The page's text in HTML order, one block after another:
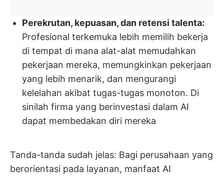
Perekrutan, kepuasan, dan retensi talenta:
Profesional terkemuka lebih memilih bekerja
di tempat di mana alat-alat memudahkan
pekerjaan mereka, memungkinkan pekerjaan
yang lebih menarik, dan mengurangi
kelelahan akibat tugas-tugas monoton. Di
sinilah firma yang berinvestasi dalam AI
dapat membedakan diri mereka
Tanda-tanda sudah jelas: Bagi perusahaan yang
berorientasi pada layanan, manfaat AI